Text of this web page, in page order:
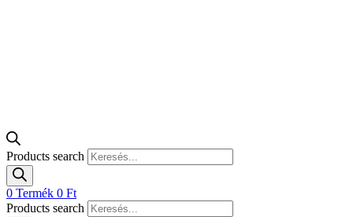
Products search
0 Termék 0 Ft
Products search